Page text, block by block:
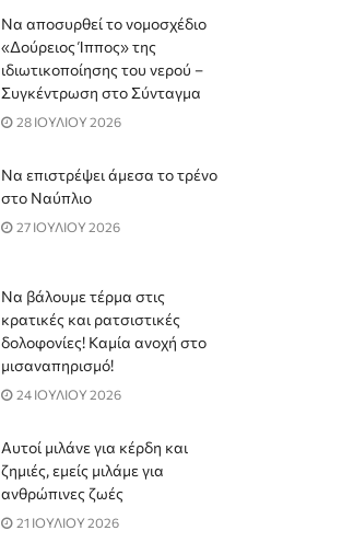
Να αποσυρθεί το νομοσχέδιο
«Δούρειος Ίππος» της
ιδιωτικοποίησης του νερού –
Συγκέντρωση στο Σύνταγμα
28 ΙΟΥΛΙΟΥ 2026
Να επιστρέψει άμεσα το τρένο
στο Ναύπλιο
27 ΙΟΥΛΙΟΥ 2026
Να βάλουμε τέρμα στις
κρατικές και ρατσιστικές
δολοφονίες! Καμία ανοχή στο
μισαναπηρισμό!
24 ΙΟΥΛΙΟΥ 2026
Αυτοί μιλάνε για κέρδη και
ζημιές, εμείς μιλάμε για
ανθρώπινες ζωές
21 ΙΟΥΛΙΟΥ 2026